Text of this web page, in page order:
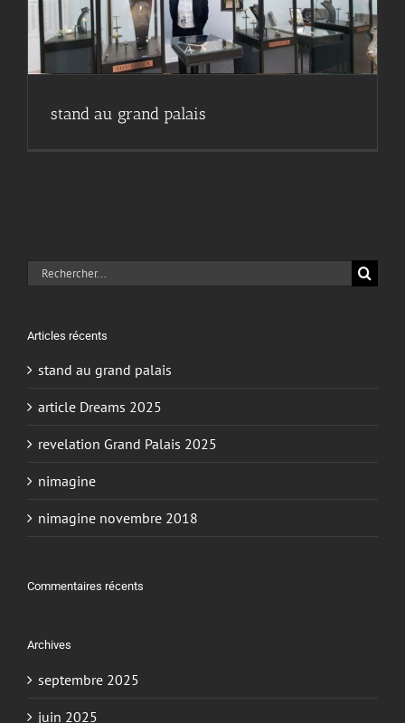
stand au grand palais
Rechercher:
Articles récents
stand au grand palais
article Dreams 2025
revelation Grand Palais 2025
nimagine
nimagine novembre 2018
Commentaires récents
Archives
septembre 2025
juin 2025